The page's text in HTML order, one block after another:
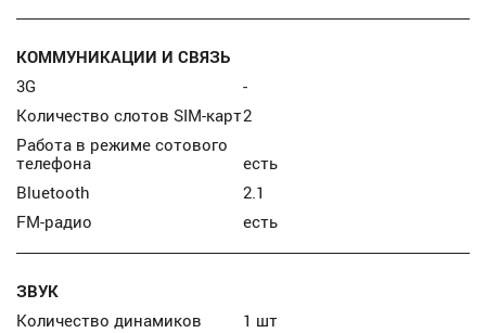
КОММУНИКАЦИИ И СВЯЗЬ
3G
-
Количество слотов SIM-карт2
Работа в режиме сотового
телефона
есть
Bluetooth
2.1
FM-радио
есть
ЗВУК
Количество динамиков
1 шт